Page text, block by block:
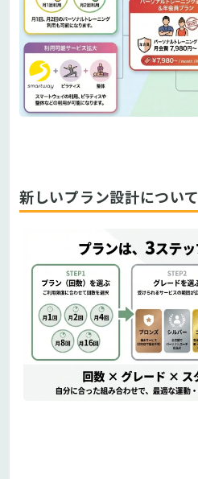
新しいプラン設計について